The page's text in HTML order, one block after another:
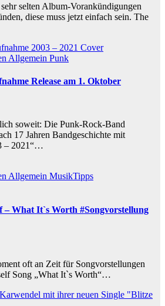
selten Album-Vorankündigungen
diese muss jetzt einfach sein. The
Allgemein Punk
Release am 1. Oktober
soweit: Die Punk-Rock-Band
17 Jahren Bandgeschichte mit
– 2021“…
Allgemein MusikTipps
– What It`s Worth #Songvorstellung
oft an Zeit für Songvorstellungen
Song „What It`s Worth“…